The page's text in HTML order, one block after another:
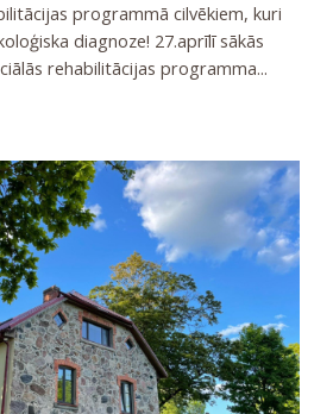
programmā cilvēkiem, kuri
diagnoze! 27.aprīlī sākās
rehabilitācijas programma...